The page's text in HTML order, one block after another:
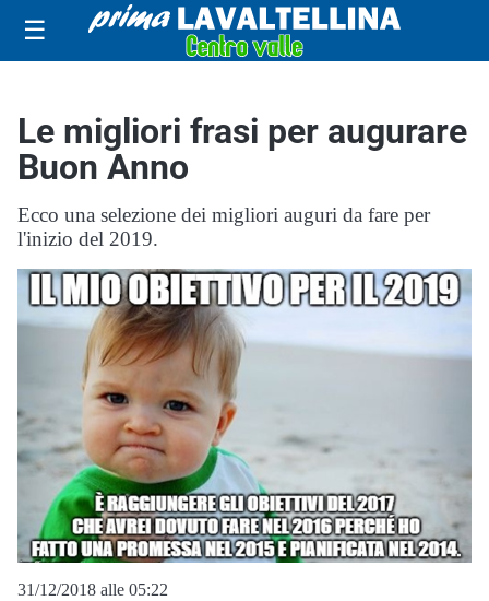
☰
Le migliori frasi per augurare
Buon Anno
Ecco una selezione dei migliori auguri da fare per
l'inizio del 2019.
31/12/2018 alle 05:22